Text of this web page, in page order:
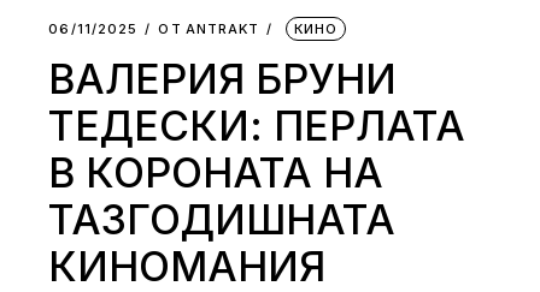
06/11/2025 ОТ АNTRAKT КИНО
ВАЛЕРИЯ БРУНИ
ТЕДЕСКИ: ПЕРЛАТА
В КОРОНАТА НА
ТАЗГОДИШНАТА
КИНОМАНИЯ